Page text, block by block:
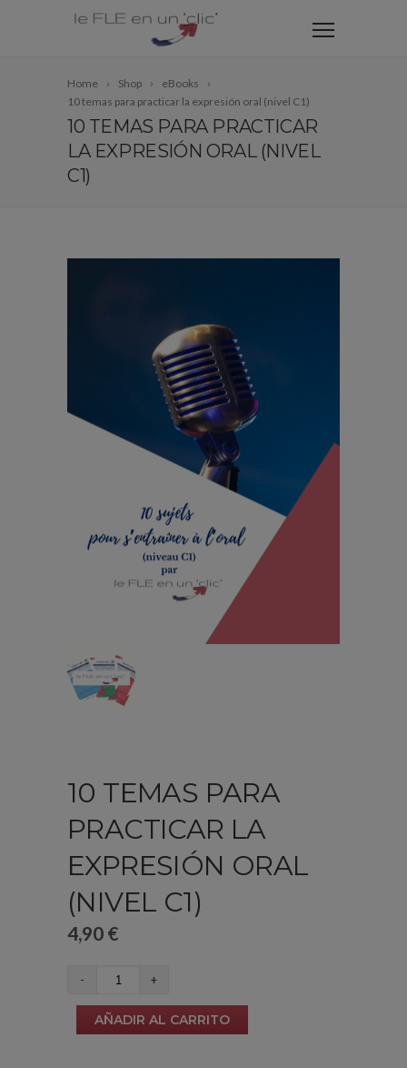
Home Shop
eBooks
10 temas para practicar la expresión oral (nivel C1)
10 TEMAS PARA PRACTICAR
LA EXPRESIÓN ORAL (NIVEL
C1)
10 TEMAS PARA
PRACTICAR LA
EXPRESIÓN ORAL
(NIVEL C1)
4,90 €
para
AÑADIR AL CARRITO